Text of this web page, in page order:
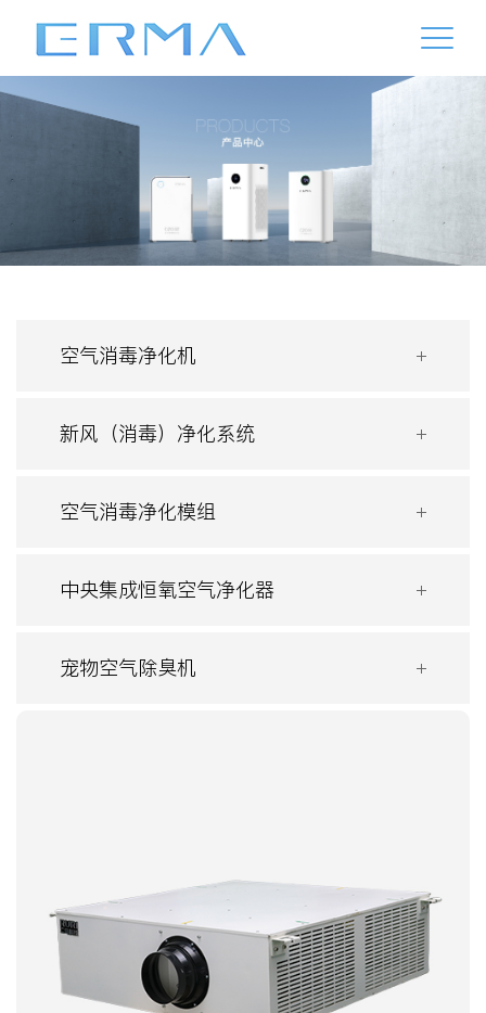
空气消毒净化机
新风（消毒）净化系统
空气消毒净化模组
中央集成恒氧空气净化器
宠物空气除臭机